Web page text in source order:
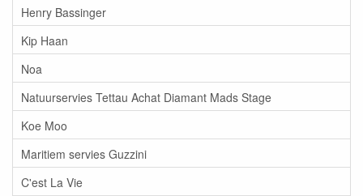
Henry Bassinger
Kip Haan
Noa
Natuurservies Tettau Achat Diamant Mads Stage
Koe Moo
Maritiem servies Guzzini
C'est La Vie